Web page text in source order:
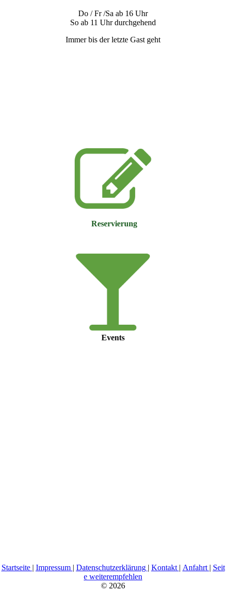
Do / Fr /Sa ab 16 Uhr
So ab 11 Uhr durchgehend
Immer bis der letzte Gast geht
Reservierung
Events
Startseite | Impressum | Datenschutzerklärung | Kontakt | Anfahrt | Seit
e weiterempfehlen
© 2026